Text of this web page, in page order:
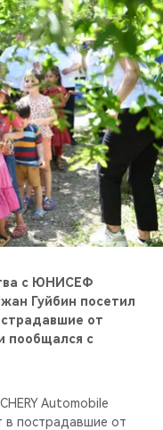
с ЮНИСЕФ
Гуйбин посетил
от
пообщался с
Automobile
пострадавшие от